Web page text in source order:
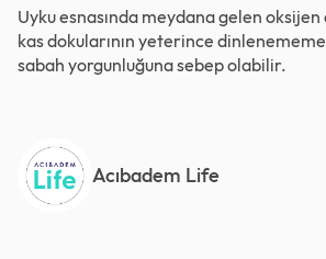
Uyku esnasında meydana gelen
kas dokularının yeterince
sabah yorgunluğuna sebep olabilir.
Acıbadem Life